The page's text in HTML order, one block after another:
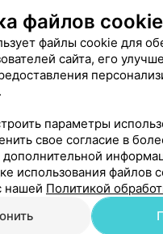
Смотреть все
файлов cookie
файлы cookie для
сайта, его
параметры
свое согласие в
использования файлов
нашей Политикой